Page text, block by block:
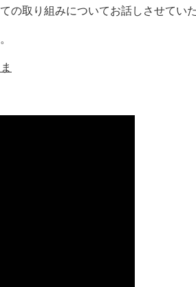
の取り組みについてお話しさせてい